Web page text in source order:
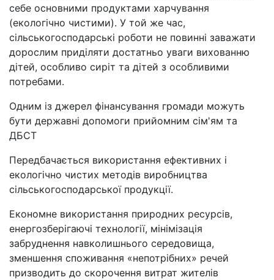
себе основними продуктами харчування
(екологічно чистими). У той же час,
сільськогосподарські роботи не повинні заважати
дорослим приділяти достатньо уваги вихованню
дітей, особливо сиріт та дітей з особливими
потребами.
Одним із джерел фінансування громади можуть
бути державні допомоги прийомним сім'ям та
ДБСТ
Передбачається використання ефективних і
екологічно чистих методів виробництва
сільськогосподарської продукції.
Економне використання природних ресурсів,
енергозберігаючі технології, мінімізація
забруднення навколишнього середовища,
зменшення споживання «непотрібних» речей
призводить до скорочення витрат жителів